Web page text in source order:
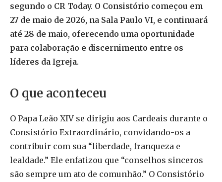
segundo o CR Today. O Consistório começou em
27 de maio de 2026, na Sala Paulo VI, e continuará
até 28 de maio, oferecendo uma oportunidade
para colaboração e discernimento entre os
líderes da Igreja.
O que aconteceu
O Papa Leão XIV se dirigiu aos Cardeais durante o
Consistório Extraordinário, convidando-os a
contribuir com sua “liberdade, franqueza e
lealdade.” Ele enfatizou que “conselhos sinceros
são sempre um ato de comunhão.” O Consistório